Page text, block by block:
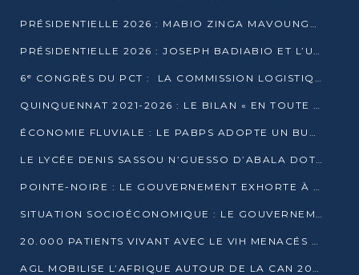
PRÉSIDENTIELLE 2026 : MABIO ZINGA MAVOUNGOU DÉCLARE SA CANDIDATURE ET CHARGE LE BILAN DU PCT
PRÉSIDENTIELLE 2026 : JOSEPH BADIABIO ET L’UDH-YUKI JOUENT LA PRUDENCE
6ᵉ CONGRÈS DU PCT : LA COMMISSION LOGISTIQUE ASSURE LA DISTRIBUTION DES KITS
QUINQUENNAT 2021-2026 : LE BILAN « EN TOUTE TRANSPARENCE » PRÉSENTÉ À LA PRESSE
ÉCONOMIE FLUVIALE : LE PABPS ADOPTE UN BUDGET 2026 DE PLUS DE 2,7 MILLIARDS FCFA
LE LYCÉE DENIS SASSOU N’GUESSO D’ABALA DOTÉ D’UNE SALLE MULTIMÉDIA
POINTE-NOIRE : LE GOUVERNEMENT EXHORTE À UN USAGE RESPONSABLE DU NOUVEAU MATÉRIEL MUNICIPAL
SITUATION SOCIOÉCONOMIQUE : LE GOUVERNEMENT INTERPELLÉ DEVANT LE SÉNAT
20.000 PATIENTS VIVANT AVEC LE VIH MENACÉS D’ARRÊT DE TRAITEMENT
AGL MOBILISE L’AFRIQUE AUTOUR DE LA CAN 2025